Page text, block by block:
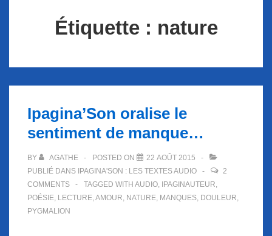
Étiquette : nature
Ipagina’Son oralise le
sentiment de manque…
BY AGATHE POSTED ON
22 AOÛT 2015
PUBLIÉ DANS IPAGINA'SON : LES TEXTES AUDIO
2
COMMENTS
TAGGED WITH AUDIO, IPAGINAUTEUR,
POÉSIE, LECTURE,AMOUR, NATURE, MANQUES, DOULEUR,
PYGMALION